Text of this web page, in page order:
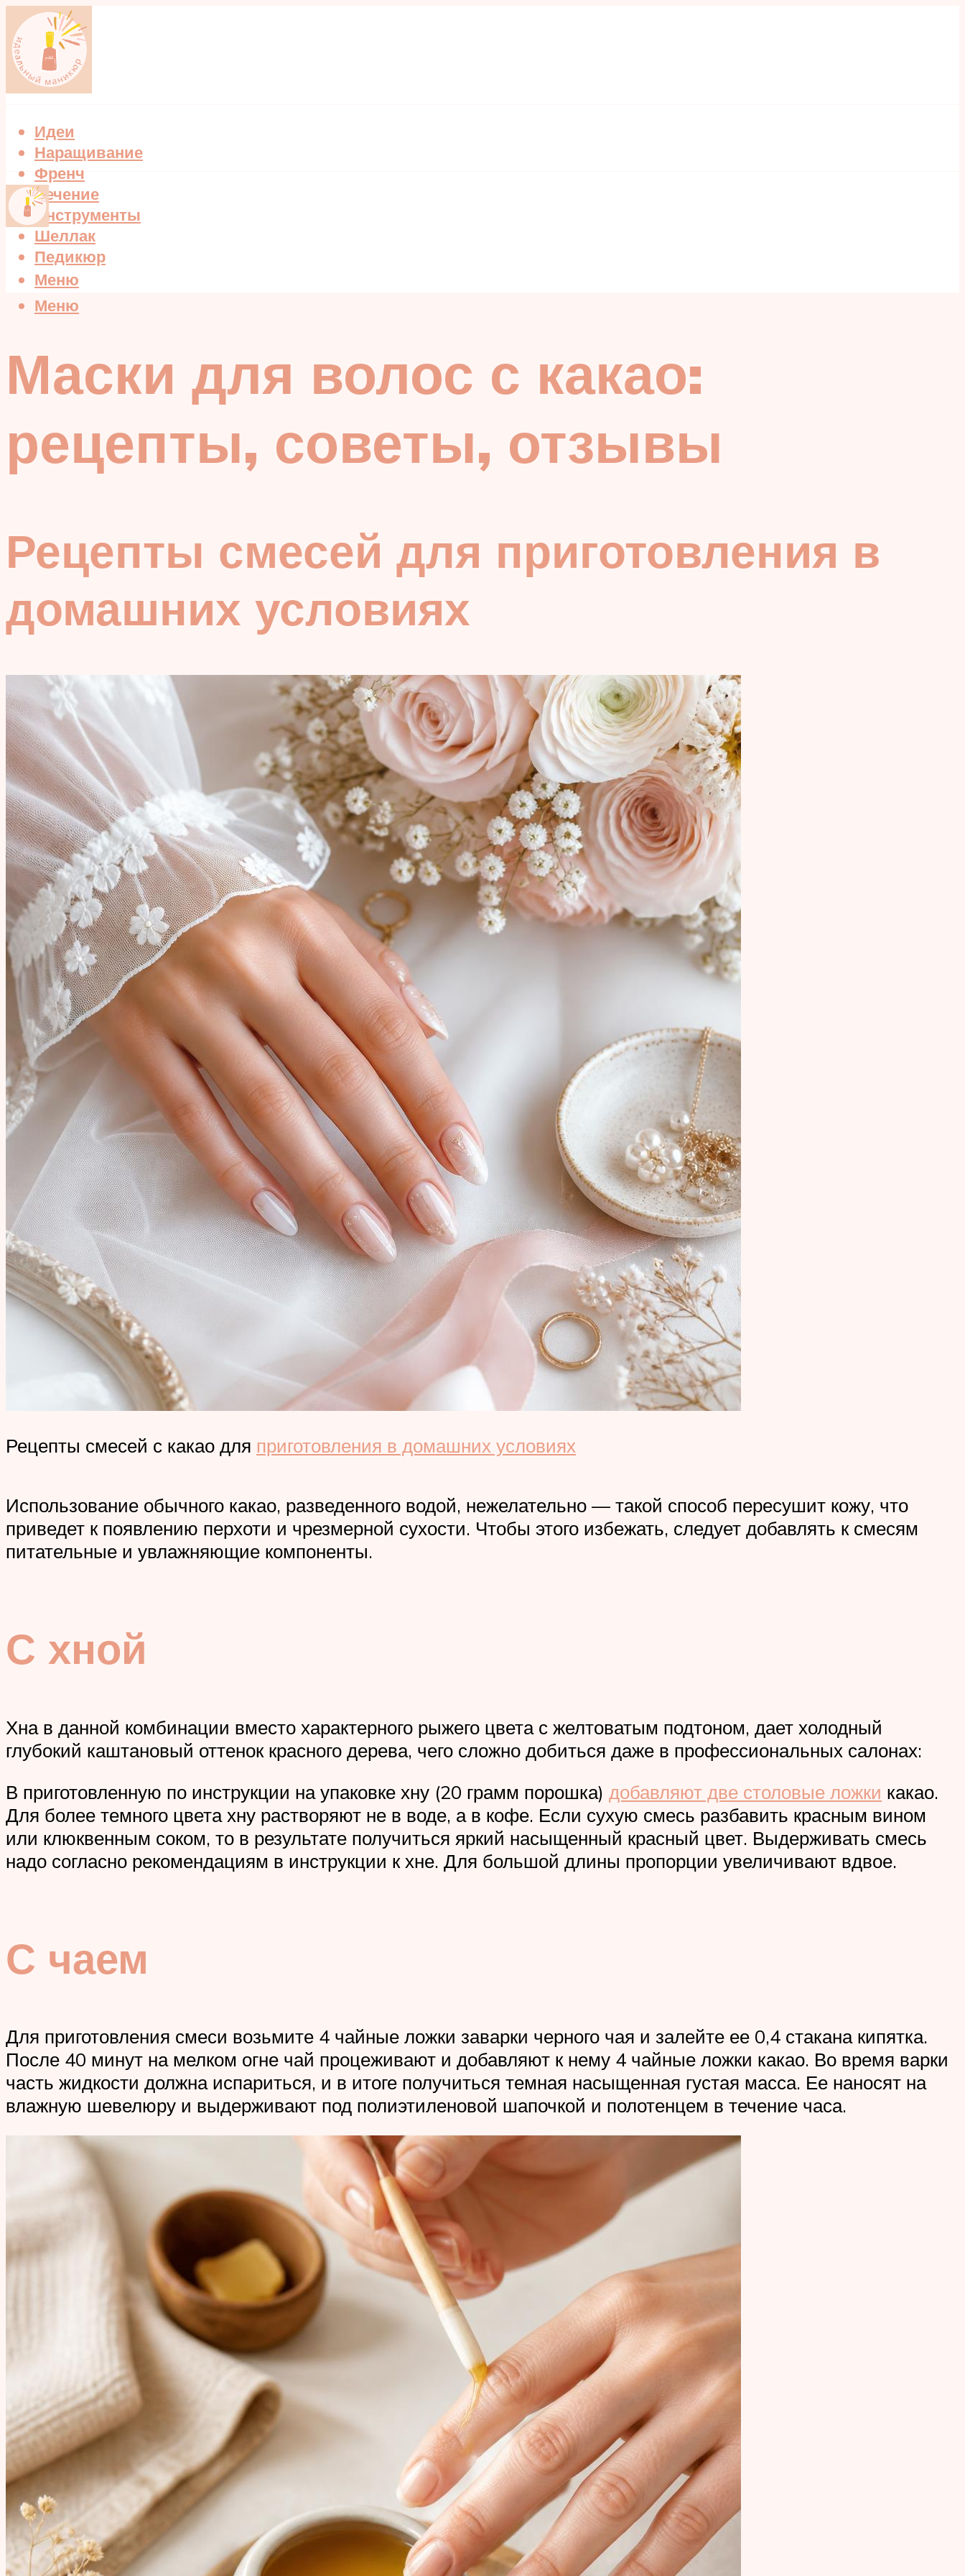
Идеи
Наращивание
Френч
Лечение
Инструменты
Шеллак
Педикюр
Меню
Меню
Маски для волос с какао:
рецепты, советы, отзывы
Рецепты смесей для приготовления в
домашних условиях
Рецепты смесей с какао для приготовления в домашних условиях
Использование обычного какао, разведенного водой, нежелательно — такой способ пересушит кожу, что
приведет к появлению перхоти и чрезмерной сухости. Чтобы этого избежать, следует добавлять к смесям
питательные и увлажняющие компоненты.
С хной
Хна в данной комбинации вместо характерного рыжего цвета с желтоватым подтоном, дает холодный
глубокий каштановый оттенок красного дерева, чего сложно добиться даже в профессиональных салонах:
В приготовленную по инструкции на упаковке хну (20 грамм порошка) добавляют две столовые ложки какао.
Для более темного цвета хну растворяют не в воде, а в кофе. Если сухую смесь разбавить красным вином
или клюквенным соком, то в результате получиться яркий насыщенный красный цвет. Выдерживать смесь
надо согласно рекомендациям в инструкции к хне. Для большой длины пропорции увеличивают вдвое.
С чаем
Для приготовления смеси возьмите 4 чайные ложки заварки черного чая и залейте ее 0,4 стакана кипятка.
После 40 минут на мелком огне чай процеживают и добавляют к нему 4 чайные ложки какао. Во время варки
часть жидкости должна испариться, и в итоге получиться темная насыщенная густая масса. Ее наносят на
влажную шевелюру и выдерживают под полиэтиленовой шапочкой и полотенцем в течение часа.